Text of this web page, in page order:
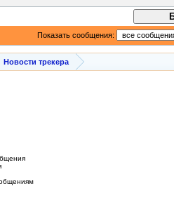
Показать сообщения:
Новости трекера